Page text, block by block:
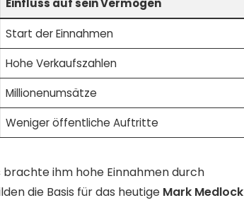
Start der Einnahmen
Hohe Verkaufszahlen
Millionenumsätze
Weniger öffentliche Auftritte
ihm hohe Einnahmen durch
die Basis für das heutige Mark Medlock